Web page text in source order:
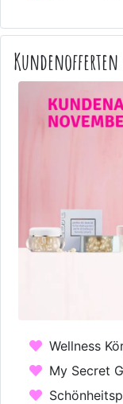
Kundenofferten
Wellness
My Secret